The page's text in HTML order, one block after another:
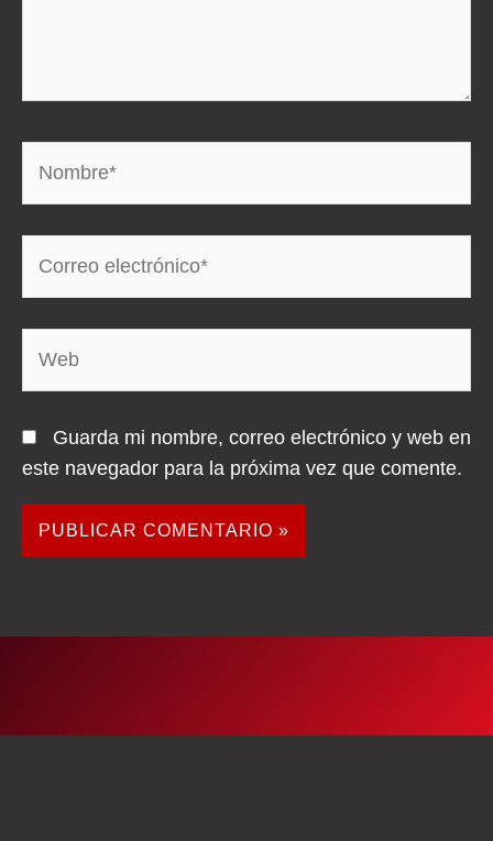
electrónico*
Guarda mi nombre, correo electrónico y web en
este navegador para la próxima vez que comente.